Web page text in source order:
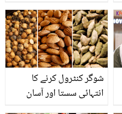
شوگر کنٹرول کرنے کا
انتہائی سستا اور آسان